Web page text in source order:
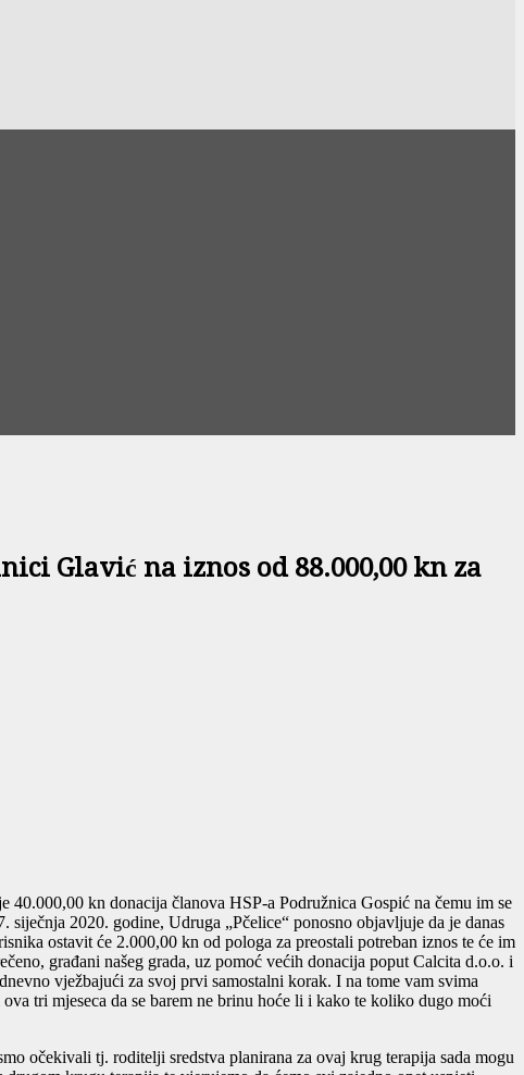
Glavić na iznos od 88.000,00 kn za
kn donacija članova HSP-a Podružnica Gospić na čemu im se
2020. godine, Udruga „Pčelice“ ponosno objavljuje da je danas
ostavit će 2.000,00 kn od pologa za preostali potreban iznos te će im
građani našeg grada, uz pomoć većih donacija poput Calcita d.o.o. i
vježbajući za svoj prvi samostalni korak. I na tome vam svima
tri mjeseca da se barem ne brinu hoće li i kako te koliko dugo moći
očekivali tj. roditelji sredstva planirana za ovaj krug terapija sada mogu